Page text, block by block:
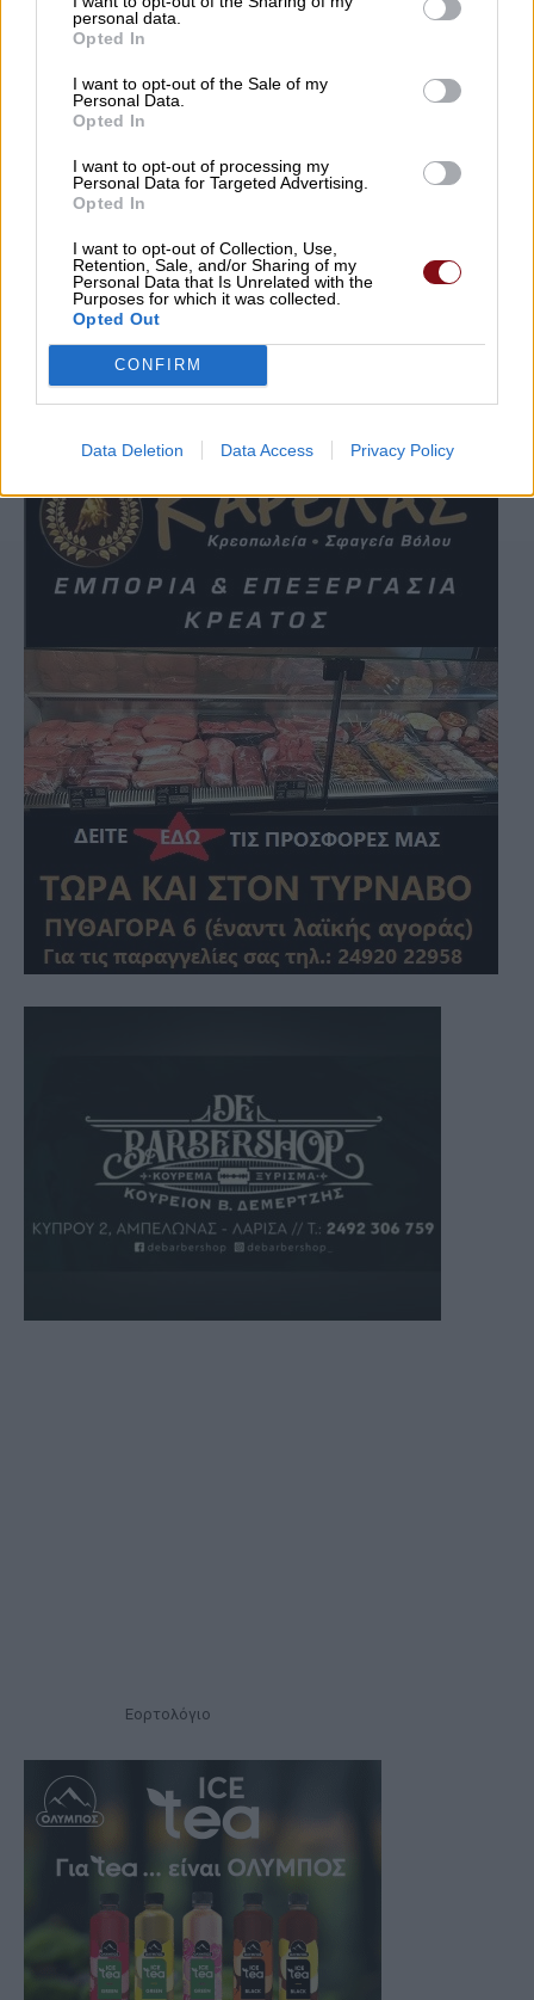
personal data.
Opted In
I want to opt-out of the Sale of my
Personal Data.
Opted In
I want to opt-out of processing my
Personal Data for Targeted Advertising.
Opted In
I want to opt-out of Collection, Use,
Retention, Sale, and/or Sharing of my
Personal Data that Is Unrelated with the
Purposes for which it was collected.
Opted Out
CONFIRM
Data Deletion Data Access Privacy Policy
Εορτολόγιο